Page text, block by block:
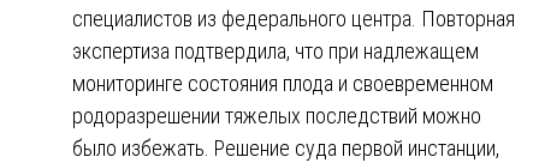
специалистов из федерального центра. Повторная
экспертиза подтвердила, что при надлежащем
мониторинге состояния плода и своевременном
родоразрешении тяжелых последствий можно
было избежать. Решение суда первой инстанции,